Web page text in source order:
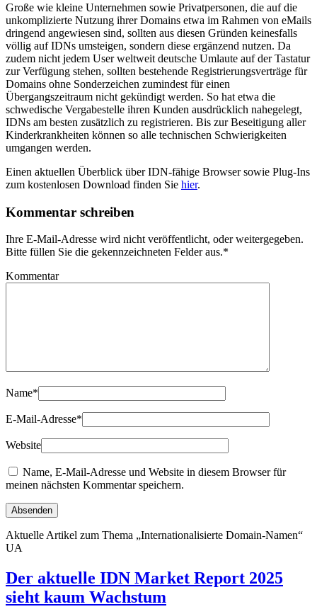
Große wie kleine Unternehmen sowie Privatpersonen, die auf die
unkomplizierte Nutzung ihrer Domains etwa im Rahmen von eMails
dringend angewiesen sind, sollten aus diesen Gründen keinesfalls
völlig auf IDNs umsteigen, sondern diese ergänzend nutzen. Da
zudem nicht jedem User weltweit deutsche Umlaute auf der Tastatur
zur Verfügung stehen, sollten bestehende Registrierungsverträge für
Domains ohne Sonderzeichen zumindest für einen
Übergangszeitraum nicht gekündigt werden. So hat etwa die
schwedische Vergabestelle ihren Kunden ausdrücklich nahegelegt,
IDNs am besten zusätzlich zu registrieren. Bis zur Beseitigung aller
Kinderkrankheiten können so alle technischen Schwierigkeiten
umgangen werden.
Einen aktuellen Überblick über IDN-fähige Browser sowie Plug-Ins
zum kostenlosen Download finden Sie hier.
Kommentar schreiben
Ihre E-Mail-Adresse wird nicht veröffentlicht, oder weitergegeben.
Bitte füllen Sie die gekennzeichneten Felder aus.*
Kommentar
Name*
E-Mail-Adresse*
Website
Name, E-Mail-Adresse und Website in diesem Browser für
meinen nächsten Kommentar speichern.
Aktuelle Artikel zum Thema „Internationalisierte Domain-Namen“
UA
Der aktuelle IDN Market Report 2025
sieht kaum Wachstum